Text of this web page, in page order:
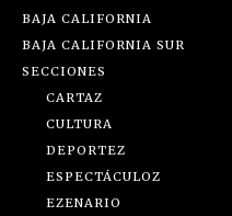
BAJA CALIFORNIA
BAJA CALIFORNIA SUR
SECCIONES
CARTAZ
CULTURA
DEPORTEZ
ESPECTÁCULOZ
EZENARIO